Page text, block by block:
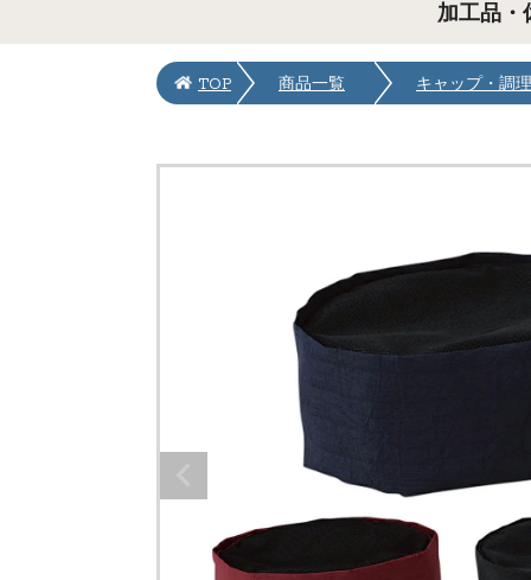
加工品・
TOP 商品一覧 キャップ・調